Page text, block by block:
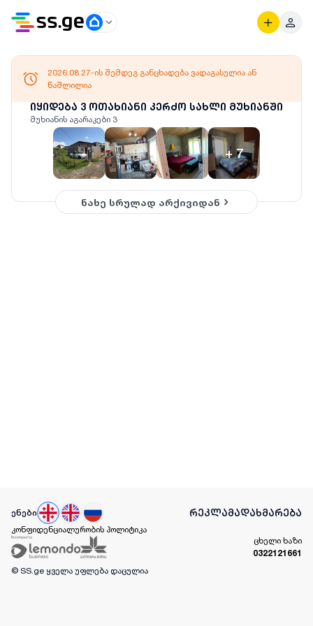
იყიდება 3 ოთახიანი კერძო სახლი მუხიანში
მუხიანის აგარაკები 3
+7
2026.08.27-ის შემდეგ განცხადება ვადაგასულია ან
წაშლილია
ნახე სრულად არქივიდან
ენები რეკლამადახმარება
კონფიდენციალურობის პოლიტიკა
ცხელი ხაზი
0322121661
© SS.ge ყველა უფლება დაცულია